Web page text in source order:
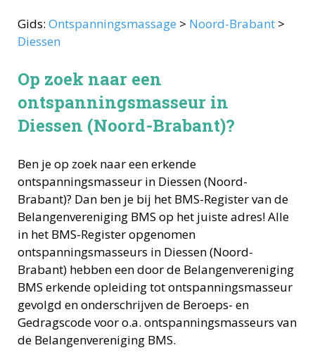
Gids: Ontspanningsmassage > Noord-Brabant >
Diessen
Op zoek naar een
ontspanningsmasseur in
Diessen (Noord-Brabant)?
Ben je op zoek naar een erkende
ontspanningsmasseur in Diessen(Noord-
Brabant)? Dan ben je bij het BMS-Register van de
Belangenvereniging BMS op het juiste adres! Alle
in het BMS-Register opgenomen
ontspanningsmasseurs in Diessen(Noord-
Brabant) hebben een door de Belangenvereniging
BMS erkende opleiding totontspanningsmasseur
gevolgd en onderschrijven de Beroeps- en
Gedragscode voor o.a. ontspanningsmasseurs van
de Belangenvereniging BMS.